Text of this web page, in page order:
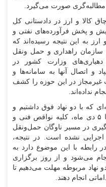
صورت می‌گیرد.
کالا و ارز در دادستانی کل
و پخش فرآورده‌های نفتی و
ارز به این نتیجه رسیده‌اند که
سازمان راهداری و حمل ونقل
وزارت کشور در
و اتصال آنها به سامانه‌ها و
غیرمجاز در این حوزه را کشف
نداده‌اند.
که با دو نهاد فوق داشتیم و
مهلتی که به آنها دادیم مقرر شد تا ۵ دی ماه، کلیه نواقص فنی و
در مسیر ناوگان حمل‌ونقل
نشده است. در نتیجه،
رابطه با این موضوع دارد به
می‌شود و از روز برگزاری
روز کاری به دو نهاد مربوطه مهلت می‌دهیم تا
انجام دهند.